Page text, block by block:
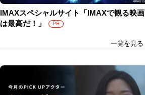
IMAXスペシャルサイト「IMAXで観る映画
は最高だ！」
PR
一覧を見る